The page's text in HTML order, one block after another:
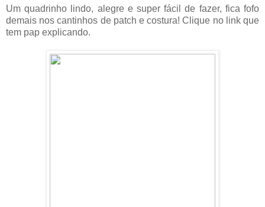
Um quadrinho lindo, alegre e super fácil de fazer, fica fofo
demais nos cantinhos de patch e costura! Clique no link que
tem pap explicando.